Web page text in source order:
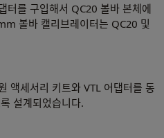
터를 구입해서 QC20 볼바 본체에
볼바 캘리브레이터는 QC20 및
액세서리 키트와 VTL 어댑터를 동
설계되었습니다.